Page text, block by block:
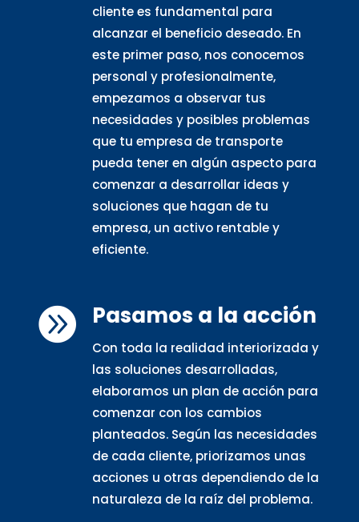
cliente es fundamental para
alcanzar el beneficio deseado. En
este primer paso, nos conocemos
personal y profesionalmente,
empezamos a observar tus
necesidades y posibles problemas
que tu empresa de transporte
pueda tener en algún aspecto para
comenzar a desarrollar ideas y
soluciones que hagan de tu
empresa, un activo rentable y
eficiente.
 Pasamos a la acción
Con toda la realidad interiorizada y
las soluciones desarrolladas,
elaboramos un plan de acción para
comenzar con los cambios
planteados. Según las necesidades
de cada cliente, priorizamos unas
acciones u otras dependiendo de la
naturaleza de la raíz del problema.